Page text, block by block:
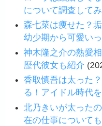
について調査して
森七菜は痩せた？
幼少期から可愛い
神木隆之介の熱愛
歴代彼女も紹介
香取慎吾は太った
る！アイドル時代
北乃きいが太った
在の仕事についても